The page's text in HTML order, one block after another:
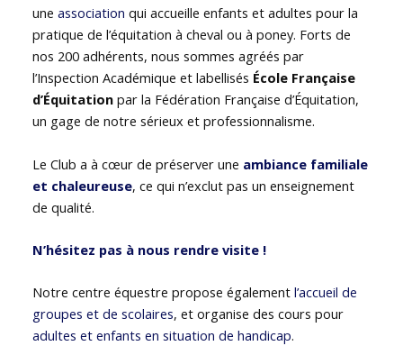
uneassociation qui accueille enfants et adultes pour la
pratique de l’équitation à cheval ou à poney. Forts de
nos 200 adhérents, nous sommes agréés par
l’Inspection Académique et labellisés École Française
d’Équitation par la Fédération Française d’Équitation,
un gage de notre sérieux et professionnalisme.
Le Club a à cœur de préserver une ambiance familiale
et chaleureuse, ce qui n’exclut pas un enseignement
de qualité.
N’hésitez pas à nous rendre visite !
Notre centre équestre propose égalementl’accueil de
groupes et de scolaires, et organise des cours pour
adultes et enfants en situation de handicap.